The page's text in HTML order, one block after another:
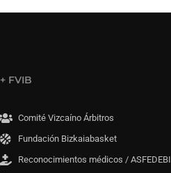
+ FVIB
Comité Vizcaíno Árbitros
Fundación Bizkaiabasket
Reconocimientos médicos / ASFEDEBI